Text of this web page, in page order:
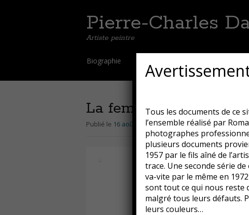
Pierre-Charles
Artiste peintre
Aller
contenu
Biographie
La femme de ma vie, 2
Publié le 16 août 2018parGuillaume
Tous les documents de ce
l’ensemble réalisé par
photographes
plusieurs documents
1957 par le fils aîné de
trace. Une seconde série
va-vite par le même en
sont tout ce qui nous reste
malgré tous leurs défauts.
leurs couleurs…